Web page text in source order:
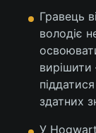
Гравець
володіє
здатних
У